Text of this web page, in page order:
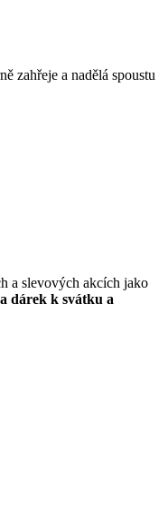
zahřeje a nadělá spoustu
a slevových akcích jako
dárek k svátku a